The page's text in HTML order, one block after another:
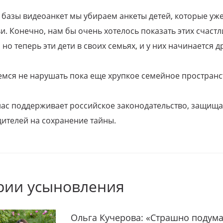
видеоанкет мы убираем анкеты детей, которые
Конечно, нам бы очень хотелось показать этих
теперь эти дети в своих семьях, и у них начинается
не нарушать пока еще хрупкое семейное
поддерживает российское законодательство,
на сохранение тайны.
усыновления
Ольга Кучерова: «Страшно